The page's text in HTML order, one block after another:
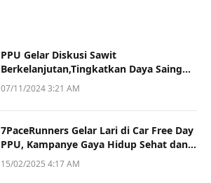
PPU Gelar Diskusi Sawit
Berkelanjutan,Tingkatkan Daya Saing
dan Kualitas
07/11/2024 3:21 AM
7PaceRunners Gelar Lari di Car Free Day
PPU, Kampanye Gaya Hidup Sehat dan
Dukung UMKM
15/02/2025 4:17 AM